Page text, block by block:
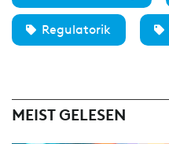
Regulatorik
MEIST GELESEN